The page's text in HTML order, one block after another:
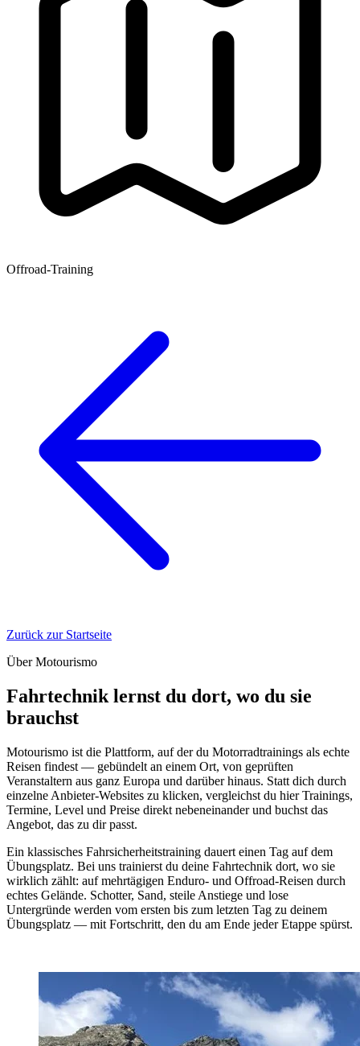
Offroad-Training
Zurück zur Startseite
Über Motourismo
Fahrtechnik lernst du dort, wo du sie
brauchst
Motourismo ist die Plattform, auf der du Motorradtrainings als echte
Reisen findest — gebündelt an einem Ort, von geprüften
Veranstaltern aus ganz Europa und darüber hinaus. Statt dich durch
einzelne Anbieter-Websites zu klicken, vergleichst du hier Trainings,
Termine, Level und Preise direkt nebeneinander und buchst das
Angebot, das zu dir passt.
Ein klassisches Fahrsicherheitstraining dauert einen Tag auf dem
Übungsplatz. Bei uns trainierst du deine Fahrtechnik dort, wo sie
wirklich zählt: auf mehrtägigen Enduro- und Offroad-Reisen durch
echtes Gelände. Schotter, Sand, steile Anstiege und lose
Untergründe werden vom ersten bis zum letzten Tag zu deinem
Übungsplatz — mit Fortschritt, den du am Ende jeder Etappe spürst.